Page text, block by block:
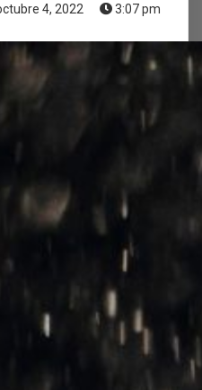
4, 2022 3:07 pm